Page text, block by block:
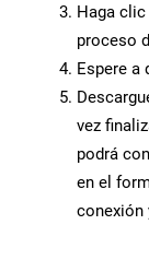
Haga clic
proceso
Espere a
vez
podrá
en el
conexión